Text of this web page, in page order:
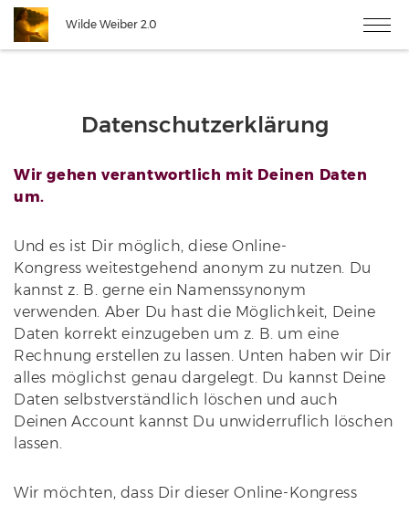
Wilde Weiber 2.0
Datenschutzerklärung
Wir gehen verantwortlich mit Deinen Daten
um.
Und es ist Dir möglich, diese Online-
Kongress weitestgehend anonym zu nutzen. Du
kannst z. B. gerne ein Namenssynonym
verwenden. Aber Du hast die Möglichkeit, Deine
Daten korrekt einzugeben um z. B. um eine
Rechnung erstellen zu lassen. Unten haben wir Dir
alles möglichst genau dargelegt. Du kannst Deine
Daten selbstverständlich löschen und auch
Deinen Account kannst Du unwiderruflich löschen
lassen.
Wir möchten, dass Dir dieser Online-Kongress